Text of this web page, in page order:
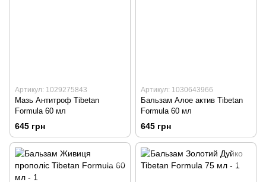
Артикул: 1029275843
Мазь Антитроф Tibetan
Formula 60 мл
645 грн
Артикул: 1030643966
Бальзам Алое актив Tibetan
Formula 60 мл
645 грн